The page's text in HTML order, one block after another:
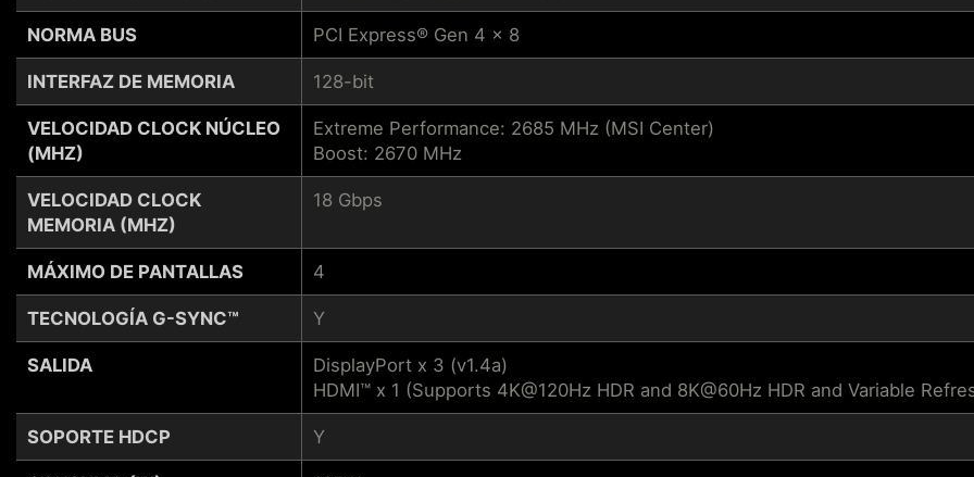
NORMA BUS
INTERFAZ DE MEMORIA
VELOCIDAD CLOCK NÚCLEO
(MHZ)
VELOCIDAD CLOCK
MEMORIA (MHZ)
MÁXIMO DE PANTALLAS
TECNOLOGÍA G-SYNC™
SALIDA
SOPORTE HDCP
PCI Express® Gen 4 x 8
128-bit
Extreme Performance: 2685 MHz (MSI Center)
Boost: 2670 MHz
18 Gbps
4
Y
DisplayPort x 3 (v1.4a)
HDMI™ x 1 (Supports 4K@120Hz HDR and 8K@60Hz HDR and Variable
Y